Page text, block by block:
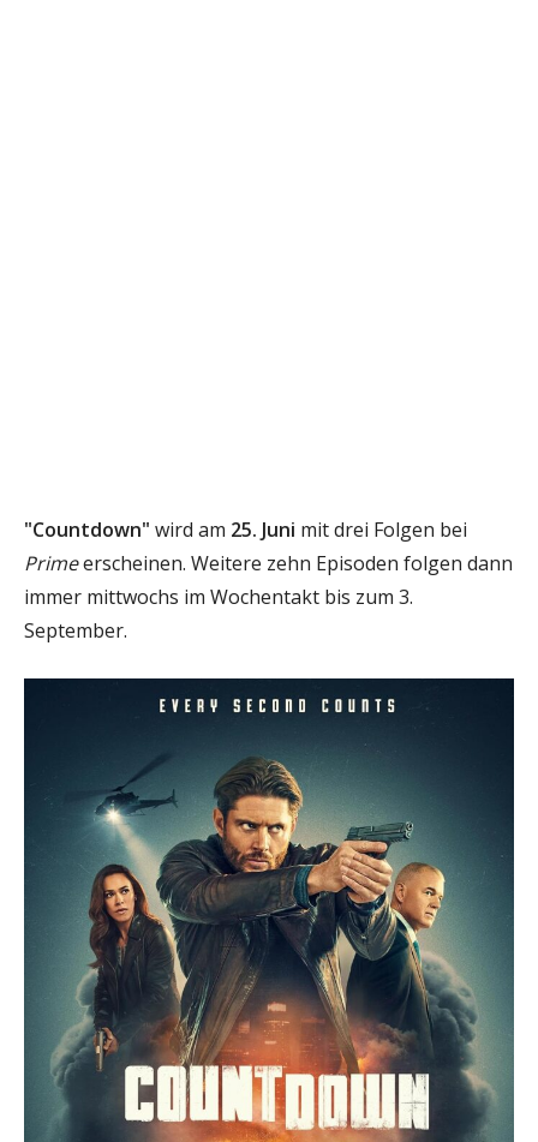
"Countdown" wird am 25. Juni mit drei Folgen bei
Primeerscheinen. Weitere zehn Episoden folgen dann
immer mittwochs im Wochentakt bis zum 3.
September.